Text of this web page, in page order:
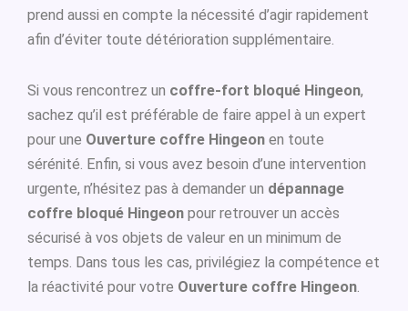
prend aussi en compte la nécessité d’agir rapidement
afin d’éviter toute détérioration supplémentaire.
Si vous rencontrez un coffre-fort bloqué Hingeon,
sachez qu’il est préférable de faire appel à un expert
pour une Ouverture coffre Hingeon en toute
sérénité. Enfin, si vous avez besoin d’une intervention
urgente, n’hésitez pas à demander un dépannage
coffre bloqué Hingeon pour retrouver un accès
sécurisé à vos objets de valeur en un minimum de
temps. Dans tous les cas, privilégiez la compétence et
la réactivité pour votre Ouverture coffre Hingeon.